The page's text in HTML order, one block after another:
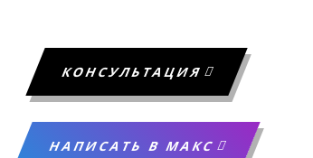
КОНСУЛЬТАЦИЯ
НАПИСАТЬ В МАКС